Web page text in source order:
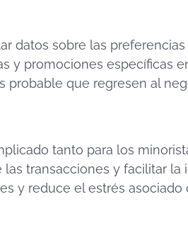
datos sobre las
y promociones específicas
probable que regresen al
tanto para los
transacciones y facilitar
y reduce el estrés